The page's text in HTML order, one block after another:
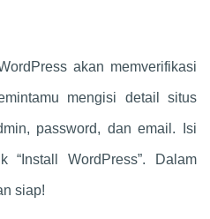
akan memverifikasi
mengisi detail situs
password, dan email. Isi
WordPress”. Dalam
siap!